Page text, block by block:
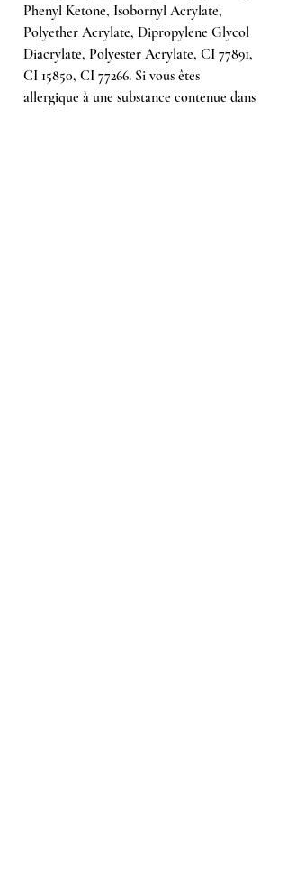
Phenyl Ketone, Isobornyl Acrylate,
Polyether Acrylate, Dipropylene Glycol
Diacrylate, Polyester Acrylate, CI 77891,
CI 15850, CI 77266. Si vous êtes
allergique à une substance contenue dans